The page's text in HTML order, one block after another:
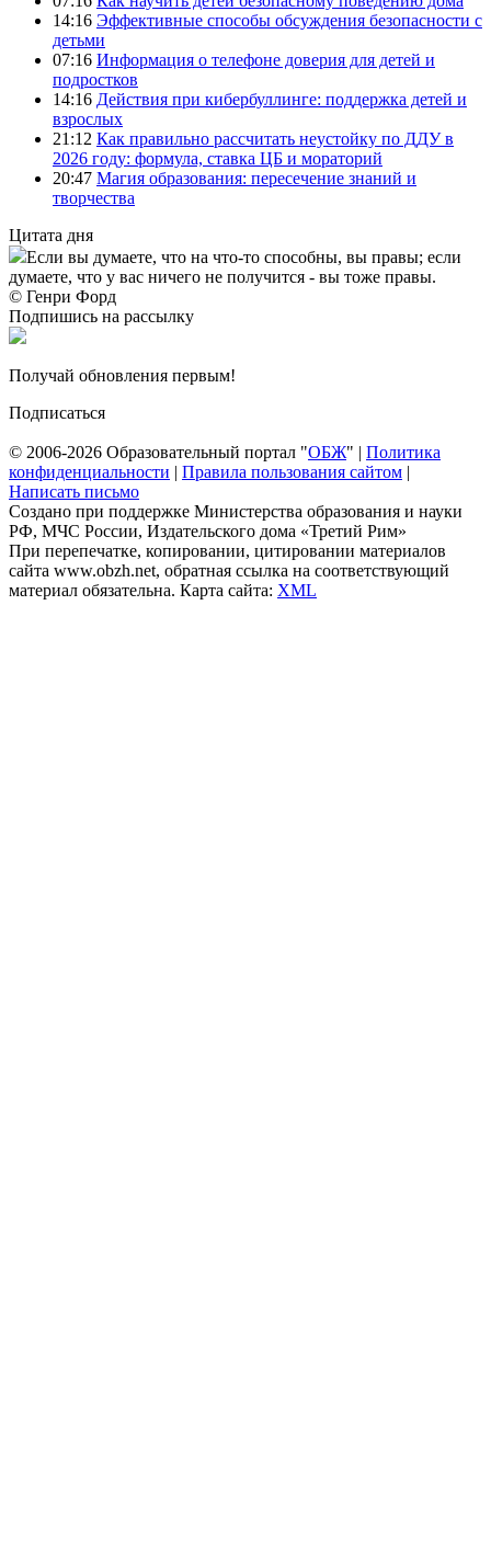
14:16 Эффективные способы обсуждения безопасности с
детьми
07:16 Информация о телефоне доверия для детей и
подростков
14:16 Действия при кибербуллинге: поддержка детей и
взрослых
21:12 Как правильно рассчитать неустойку по ДДУ в
2026 году: формула, ставка ЦБ и мораторий
20:47 Магия образования: пересечение знаний и
творчества
Цитата дня
Если вы думаете, что на что-то способны, вы правы; если
думаете, что у вас ничего не получится - вы тоже правы.
© Генри Форд
Подпишись на рассылку
Получай обновления первым!
Подписаться
© 2006-2026 Образовательный портал "ОБЖ" | Политика
конфиденциальности | Правила пользования сайтом |
Написать письмо
Создано при поддержке Министерства образования и науки
РФ, МЧС России, Издательского дома «Третий Рим»
При перепечатке, копировании, цитировании материалов
сайта www.obzh.net, обратная ссылка на соответствующий
материал обязательна. Карта сайта: XML